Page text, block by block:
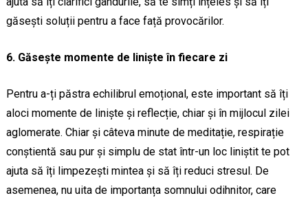
găsești soluții pentru a face față provocărilor.
6. Găsește momente de liniște în fiecare zi
Pentru a-ți păstra echilibrul emoțional, este important să îți
aloci momente de liniște și reflecție, chiar și în mijlocul zilei
aglomerate. Chiar și câteva minute de meditație, respirație
conștientă sau pur și simplu de stat într-un loc liniștit te pot
ajuta să îți limpezești mintea și să îți reduci stresul. De
asemenea, nu uita de importanța somnului odihnitor, care